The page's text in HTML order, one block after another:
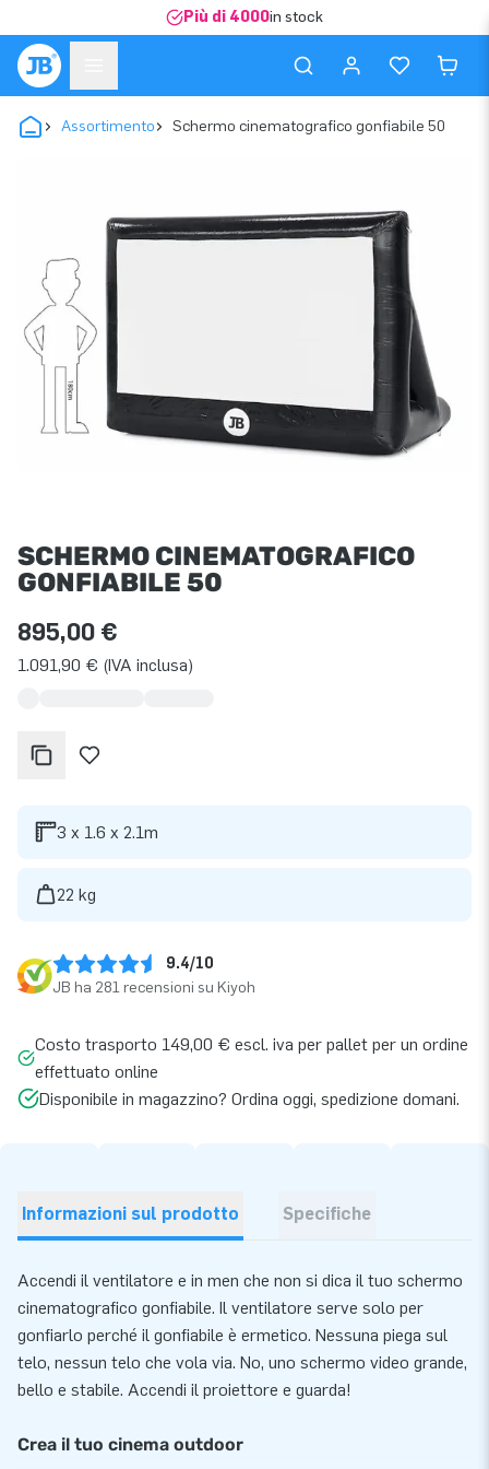
Più di 4000in stock
Assortimento Schermo cinematografico gonfiabile 50
SCHERMO CINEMATOGRAFICO
GONFIABILE 50
895,00 €
1.091,90 € (IVA inclusa)
3 x 1.6 x 2.1m
22 kg
9.4/10
JB ha 281 recensioni su Kiyoh
Costo trasporto 149,00 € escl. iva per pallet per un ordine
effettuato online
Disponibile in magazzino? Ordina oggi, spedizione domani.
Informazioni sul prodotto Specifiche
Accendi il ventilatore e in men che non si dica il tuo schermo
cinematografico gonfiabile. Il ventilatore serve solo per
gonfiarlo perché il gonfiabile è ermetico. Nessuna piega sul
telo, nessun telo che vola via. No, uno schermo video grande,
bello e stabile. Accendi il proiettore e guarda!
Crea il tuo cinema outdoor